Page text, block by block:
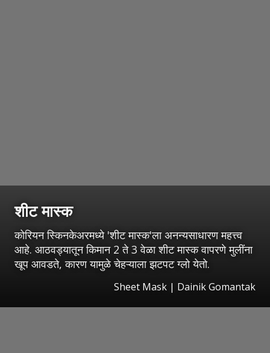
शीट मास्क
कोरियन स्किनकेअरमध्ये 'शीट मास्क'ला अनन्यसाधारण महत्त्व
आहे. आठवड्यातून किमान 2 ते 3 वेळा शीट मास्क वापरणे मुलींना
खूप आवडते, कारण यामुळे चेहऱ्याला झटपट ग्लो येतो.
Sheet Mask | Dainik Gomantak